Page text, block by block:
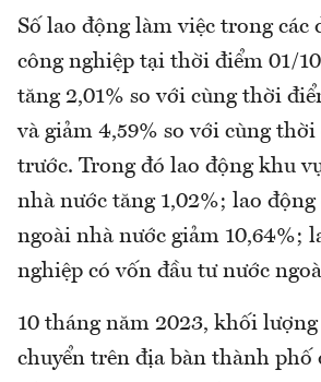
Số lao động làm việc trong các
công nghiệp tại thời điểm 01/
tăng 2,01% so với cùng thời
và giảm 4,59% so với cùng
trước. Trong đó lao động khu
nhà nước tăng 1,02%; lao
ngoài nhà nước giảm 10,64%;
nghiệp có vốn đầu tư nước
10 tháng năm 2023, khối
chuyển trên địa bàn thành phố